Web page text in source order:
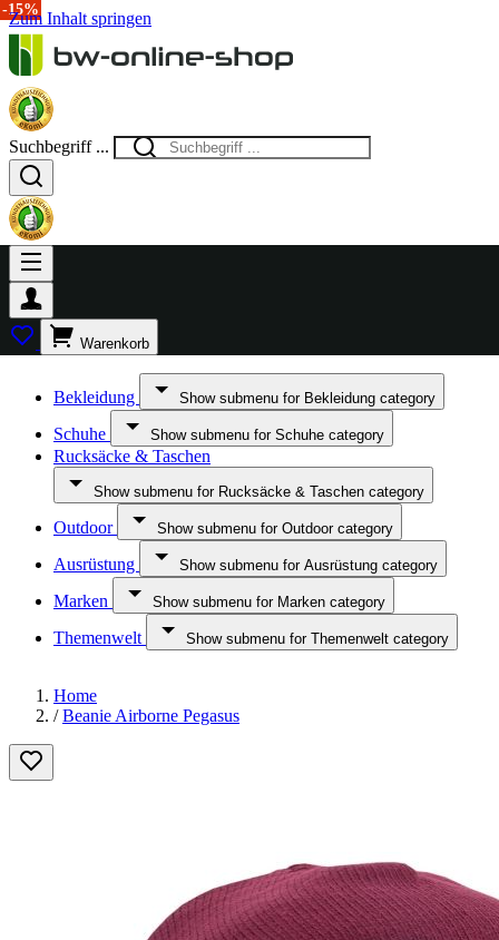
Zum Inhalt springen
Suchbegriff ...
Warenkorb
Bekleidung Show submenu for Bekleidung category
Schuhe Show submenu for Schuhe category
Rucksäcke & Taschen
Show submenu for Rucksäcke & Taschen category
Outdoor Show submenu for Outdoor category
Ausrüstung Show submenu for Ausrüstung category
Marken Show submenu for Marken category
Themenwelt Show submenu for Themenwelt category
Home
/ Beanie Airborne Pegasus
-15%